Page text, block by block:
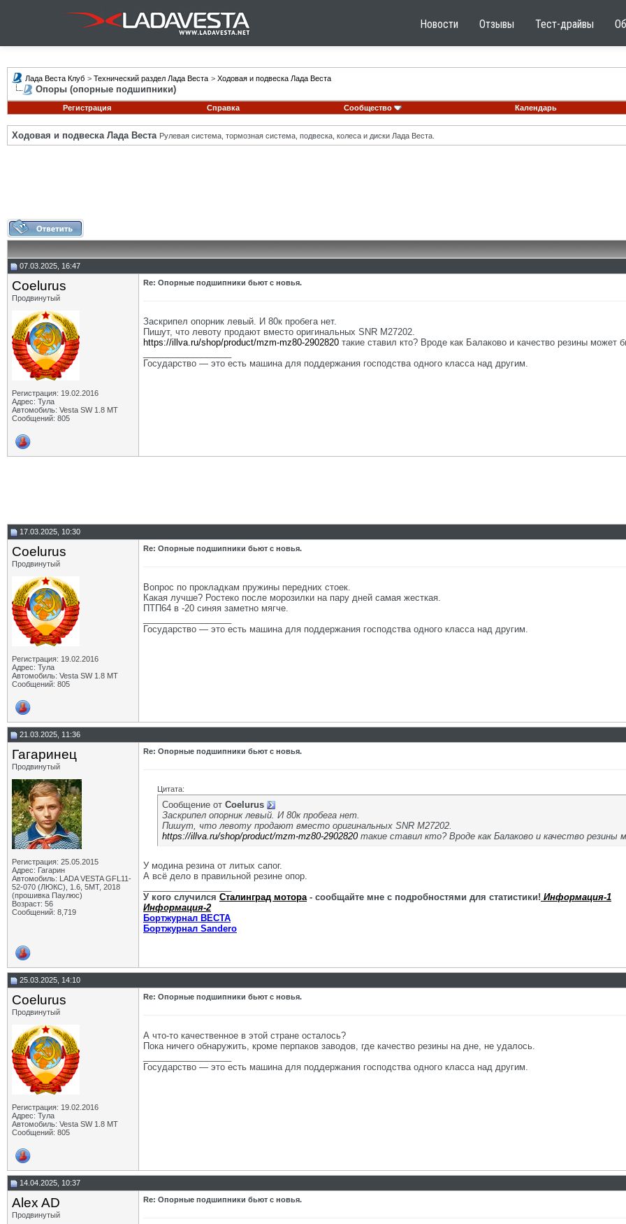
Новости Отзывы Тест-драйвы
Лада Веста Клуб > Технический раздел Лада Веста > Ходовая и подвеска Лада Веста
Опоры (опорные подшипники)
Регистрация
Справка Сообщество Календарь
Ходовая и подвеска Лада Веста Рулевая система, тормозная система, подвеска, колеса и диски Лада Веста.
07.03.2025, 16:47
Coelurus
Продвинутый
Регистрация: 19.02.2016
Адрес: Тула
Автомобиль: Vesta SW 1.8 MT
Сообщений: 805
Re: Опорные подшипники бьют с новья.
Заскрипел опорник левый. И 80к пробега нет.
Пишут, что левоту продают вместо оригинальных SNR M27202.
https://illva.ru/shop/product/mzm-mz80-2902820 такие ставил кто? Вроде как Балаково и качество резины может
Государство — это есть машина для поддержания господства одного класса над другим.
17.03.2025, 10:30
Coelurus
Продвинутый
Регистрация: 19.02.2016
Адрес: Тула
Автомобиль: Vesta SW 1.8 MT
Сообщений: 805
Re: Опорные подшипники бьют с новья.
Вопрос по прокладкам пружины передних стоек.
Какая лучше? Ростеко после морозилки на пару дней самая жесткая.
ПТП64 в -20 синяя заметно мягче.
Государство — это есть машина для поддержания господства одного класса над другим.
21.03.2025, 11:36
Гагаринец
Продвинутый
Регистрация: 25.05.2015
Адрес: Гагарин
Автомобиль: LADA VESTA GFL11-
52-070 (ЛЮКС), 1.6, 5МТ, 2018
(прошивка Паулюс)
Возраст: 56
Сообщений: 8,719
Re: Опорные подшипники бьют с новья.
Цитата:
Сообщение от Coelurus
Заскрипел опорник левый. И 80к пробега нет.
Пишут, что левоту продают вместо оригинальных SNR M27202.
https://illva.ru/shop/product/mzm-mz80-2902820такие ставил кто? Вроде как Балаково и качество
У модина резина от литых сапог.
А всё дело в правильной резине опор.
У кого случился Сталинград мотора- сообщайте мне с подробностями для статистики! Информация-1
Информация-2
Бортжурнал ВЕСТА
Бортжурнал Sandero
25.03.2025, 14:10
Coelurus
Продвинутый
Регистрация: 19.02.2016
Адрес: Тула
Автомобиль: Vesta SW 1.8 MT
Сообщений: 805
Re: Опорные подшипники бьют с новья.
А что-то качественное в этой стране осталось?
Пока ничего обнаружить, кроме перпаков заводов, где качество резины на дне, не удалось.
Государство — это есть машина для поддержания господства одного класса над другим.
14.04.2025, 10:37
Alex AD
Продвинутый
Re: Опорные подшипники бьют с новья.